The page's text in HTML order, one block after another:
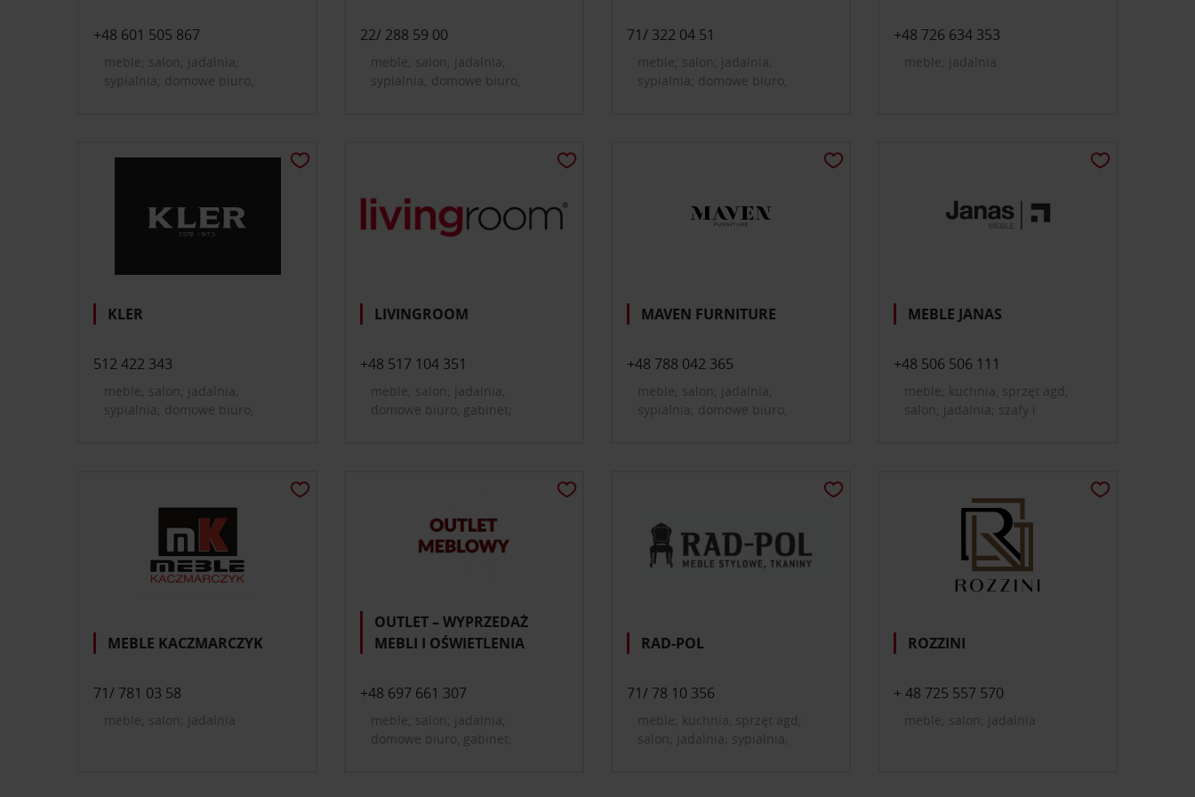
+48 601 505 867
meble; salon; jadalnia;
sypialnia; domowe biuro,
22/ 288 59 00
meble; salon; jadalnia;
sypialnia; domowe biuro,
mała architektura
71/ 322 04 51
meble; salon; jadalnia;
sypialnia; domowe biuro,
+48 726 634 353
meble; jadalnia
KLER
512 422 343
meble; salon; jadalnia;
sypialnia; domowe biuro,
LIVINGROOM
+48 517 104 351
meble; salon; jadalnia;
domowe biuro, gabinet;
MAVEN FURNITURE
+48 788 042 365
meble; salon; jadalnia;
sypialnia; domowe biuro,
MEBLE JANAS
+48 506 506 111
meble; kuchnia, sprzęt agd;
salon; jadalnia; szafy i
MEBLE KACZMARCZYK
71/ 781 03 58
meble; salon; jadalnia
OUTLET – WYPRZEDAŻ
MEBLI I OŚWIETLENIA
+48 697 661 307
meble; salon; jadalnia;
domowe biuro, gabinet;
RAD-POL
71/ 78 10 356
meble; kuchnia, sprzęt agd;
salon; jadalnia; sypialnia;
ROZZINI
+ 48 725 557 570
meble; salon; jadalnia